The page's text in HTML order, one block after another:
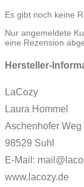
Es gibt noch keine
Nur angemeldete
eine Rezension
Hersteller-
LaCozy
Laura Hommel
Aschenhofer Weg
98529 Suhl
E-Mail:
www.lacozy.de